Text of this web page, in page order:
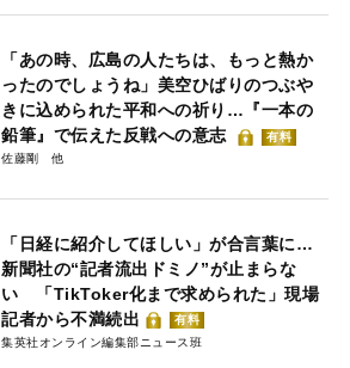
「あの時、広島の人たちは、もっと熱か
ったのでしょうね」美空ひばりのつぶや
きに込められた平和への祈り…『一本の
鉛筆』で伝えた反戦への意志
有料
佐藤剛
「日経に紹介してほしい」が合言葉に…
新聞社の“記者流出ドミノ”が止まらな
い 「TikToker化まで求められた」現場
記者から不満続出
有料
集英社オンライン編集部ニュース班